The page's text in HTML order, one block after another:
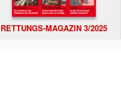
RETTUNGS-MAGAZIN 3/2025